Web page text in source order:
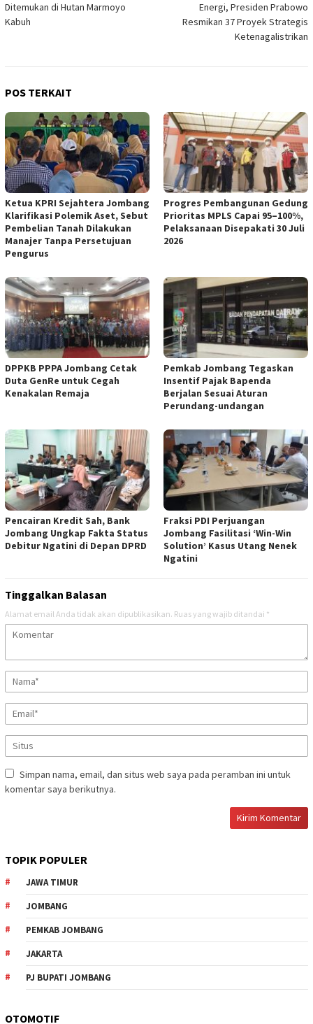
Ditemukan di Hutan Marmoyo
Kabuh
Energi, Presiden Prabowo
Resmikan 37 Proyek Strategis
Ketenagalistrikan
POS TERKAIT
Ketua KPRI Sejahtera Jombang
Klarifikasi Polemik Aset, Sebut
Pembelian Tanah Dilakukan
Manajer Tanpa Persetujuan
Pengurus
Progres Pembangunan Gedung
Prioritas MPLS Capai 95–100%,
Pelaksanaan Disepakati 30 Juli
2026
DPPKB PPPA Jombang Cetak
Duta GenRe untuk Cegah
Kenakalan Remaja
Pemkab Jombang Tegaskan
Insentif Pajak Bapenda
Berjalan Sesuai Aturan
Perundang-undangan
Pencairan Kredit Sah, Bank
Jombang Ungkap Fakta Status
Debitur Ngatini di Depan DPRD
Fraksi PDI Perjuangan
Jombang Fasilitasi ‘Win-Win
Solution’ Kasus Utang Nenek
Ngatini
Tinggalkan Balasan
Alamat email Anda tidak akan dipublikasikan. Ruas yang wajib ditandai *
Simpan nama, email, dan situs web saya pada peramban ini untuk
komentar saya berikutnya.
TOPIK POPULER
JAWA TIMUR
JOMBANG
PEMKAB JOMBANG
JAKARTA
PJ BUPATI JOMBANG
OTOMOTIF